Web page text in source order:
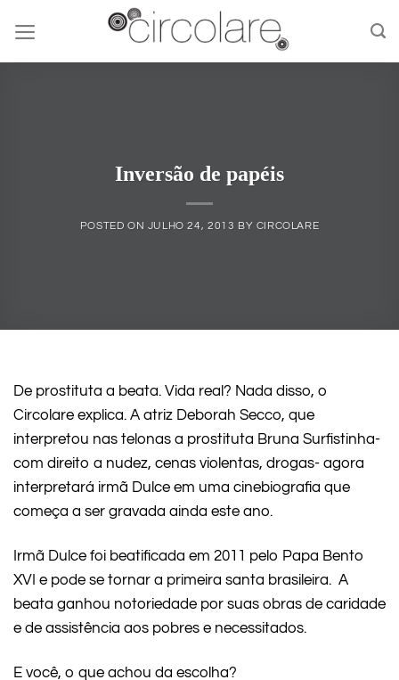
content
Inversão de papéis
POSTED ON JULHO 24, 2013 BY CIRCOLARE
De prostituta a beata. Vida real? Nada disso, o
Circolare explica. A atriz Deborah Secco, que
interpretou nas telonas a prostituta Bruna Surfistinha-
com direito a nudez, cenas violentas, drogas- agora
interpretará irmã Dulce em uma cinebiografia que
começa a ser gravada ainda este ano.
Irmã Dulce foi beatificada em 2011 pelo Papa Bento
XVI e pode se tornar a primeira santa brasileira. A
beata ganhou notoriedade por suas obras de caridade
e de assistência aos pobres e necessitados.
E você, o que achou da escolha?